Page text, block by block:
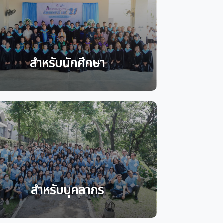
สำหรับนักศึกษา
สำหรับบุคลากร